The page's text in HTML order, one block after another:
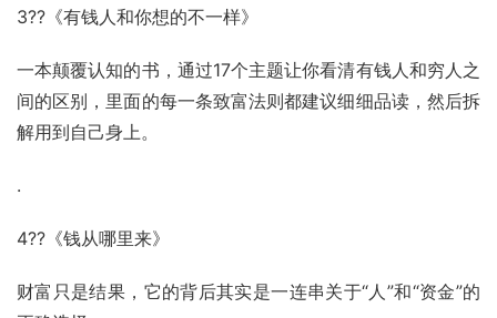
3??《有钱人和你想的不一样》
一本颠覆认知的书，通过17个主题让你看清有钱人和穷人之
间的区别，里面的每一条致富法则都建议细细品读，然后拆
解用到自己身上。
.
4??《钱从哪里来》
财富只是结果，它的背后其实是一连串关于“人”和“资金”的